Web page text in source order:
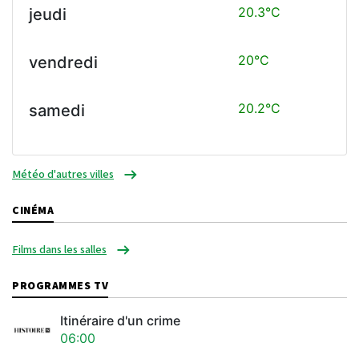
jeudi 20.3°C
vendredi 20°C
samedi 20.2°C
Météo d'autres villes
CINÉMA
Films dans les salles
PROGRAMMES TV
Itinéraire d'un crime
06:00